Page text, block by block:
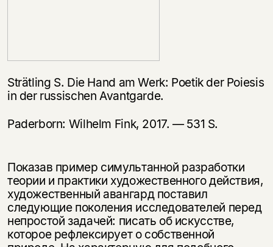
Strätling S. Die Hand am Werk: Poetik der Poiesis
in der russischen Avantgarde.
Paderborn: Wilhelm Fink, 2017. — 531 S.
Показав пример симультанной разработки
теории и практики художественного действия,
художественный авангард поставил
следующие поколения исследователей перед
непростой задачей: писать об искусстве,
которое рефлексирует о собственной